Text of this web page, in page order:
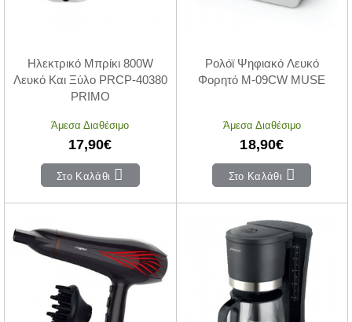
Ηλεκτρικό Μπρίκι 800W
Λευκό Και Ξύλο PRCP-40380
PRIMO
Άμεσα Διαθέσιμο
17,90€
Στο Καλάθι
Ρολόϊ Ψηφιακό Λευκό
Φορητό M-09CW MUSE
Άμεσα Διαθέσιμο
18,90€
Στο Καλάθι